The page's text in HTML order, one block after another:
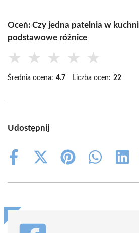
Oceń: Czy jedna patelnia w
podstawowe różnice
★ ★ ★ ★ ★
Średnia ocena: 4.7 Liczba ocen: 22
Udostępnij
Share
Share
(Twitter)
Share
Share
Share